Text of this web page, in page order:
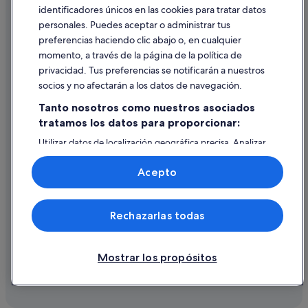
Ayuda
Cancelar un vuelo
Cancelar una reserva de hotel o de un alquiler vacacional
Utilizar un cupón de Expedia
Documentos para viajes internacionales
© 2026 Expedia, Inc., una empresa de Expedia Group. Todos los
derechos reservados. Expedia y el logotipo de Expedia son marcas
comerciales o marcas comerciales registradas de Expedia, Inc.
identificadores únicos en las cookies para tratar datos
personales. Puedes aceptar o administrar tus
preferencias haciendo clic abajo o, en cualquier
momento, a través de la página de la política de
privacidad. Tus preferencias se notificarán a nuestros
socios y no afectarán a los datos de navegación.
Tanto nosotros como nuestros asociados
tratamos los datos para proporcionar:
Utilizar datos de localización geográfica precisa. Analizar
activamente las características del dispositivo para su
identificación. Almacenar la información en un dispositivo
y/o acceder a ella. Publicidad y contenido personalizados,
medición de publicidad y contenido, investigación de
audiencia y desarrollo de servicios.
Lista de asociados (proveedores)
Mostrar los propósitos
Rechazarlas todas
Acepto